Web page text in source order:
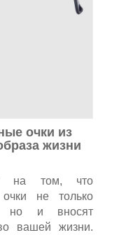
очки из
жизни
на том, что
не только
но и вносят
вашей жизни.